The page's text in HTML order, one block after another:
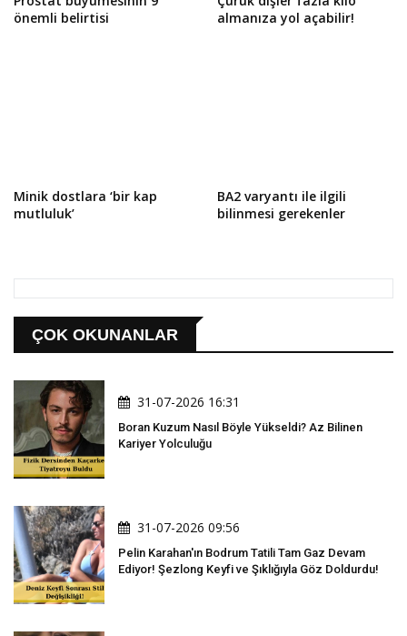
önemli belirtisi
almanıza yol açabilir!
Minik dostlara ‘bir kap
mutluluk’
BA2 varyantı ile ilgili
bilinmesi gerekenler
ÇOK OKUNANLAR
31-07-2026 16:31
Boran Kuzum Nasıl Böyle Yükseldi? Az Bilinen
Kariyer Yolculuğu
31-07-2026 09:56
Pelin Karahan'ın Bodrum Tatili Tam Gaz Devam
Ediyor! Şezlong Keyfi ve Şıklığıyla Göz Doldurdu!